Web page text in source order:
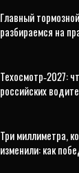
Главный
разбираемся на
Техосмотр‑2027:
российских
Три миллиметра,
изменили: как